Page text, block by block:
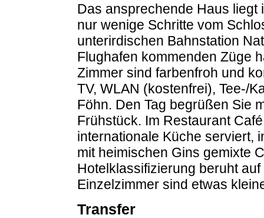
Das ansprechende Haus liegt
nur wenige Schritte vom
unterirdischen Bahnstation
Flughafen kommenden Züge
Zimmer sind farbenfroh und
TV, WLAN (kostenfrei), Tee-/
Föhn. Den Tag begrüßen Sie
Frühstück. Im Restaurant
internationale Küche serviert,
mit heimischen Gins gemixte
Hotelklassifizierung beruht
Einzelzimmer sind etwas
Transfer